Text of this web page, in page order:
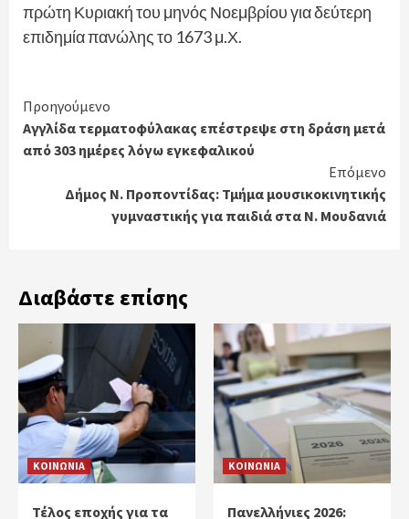
πρώτη Κυριακή του μηνός Νοεμβρίου για δεύτερη
επιδημία πανώλης το 1673 μ.Χ.
Continue
Reading
Προηγούμενο
Αγγλίδα τερματοφύλακας επέστρεψε στη δράση μετά
από 303 ημέρες λόγω εγκεφαλικού
Επόμενο
Δήμος Ν. Προποντίδας: Τμήμα μουσικοκινητικής
γυμναστικής για παιδιά στα Ν. Μουδανιά
Διαβάστε επίσης
ΚΟΙΝΩΝΙΑ
Τέλος εποχής για τα
ΚΟΙΝΩΝΙΑ
Πανελλήνιες 2026: